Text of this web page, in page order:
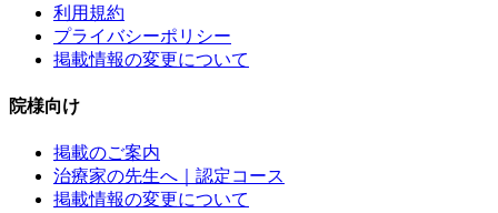
利用規約
プライバシーポリシー
掲載情報の変更について
院様向け
掲載のご案内
治療家の先生へ｜認定コース
掲載情報の変更について